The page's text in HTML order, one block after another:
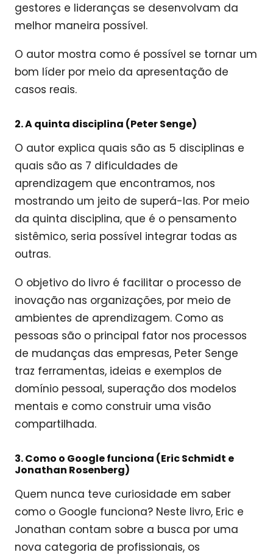
gestores e lideranças se desenvolvam da
melhor maneira possível.
O autor mostra como é possível se tornar um
bom líder por meio da apresentação de
casos reais.
2. A quinta disciplina (Peter Senge)
O autor explica quais são as 5 disciplinas e
quais são as 7 dificuldades de
aprendizagem que encontramos, nos
mostrando um jeito de superá-las. Por meio
da quinta disciplina, que é o pensamento
sistêmico, seria possível integrar todas as
outras.
O objetivo do livro é facilitar o processo de
inovação nas organizações, por meio de
ambientes de aprendizagem. Como as
pessoas são o principal fator nos processos
de mudanças das empresas, Peter Senge
traz ferramentas, ideias e exemplos de
domínio pessoal, superação dos modelos
mentais e como construir uma visão
compartilhada.
3. Como o Google funciona (Eric Schmidt e
Jonathan Rosenberg)
Quem nunca teve curiosidade em saber
como o Google funciona? Neste livro, Eric e
Jonathan contam sobre a busca por uma
nova categoria de profissionais, os